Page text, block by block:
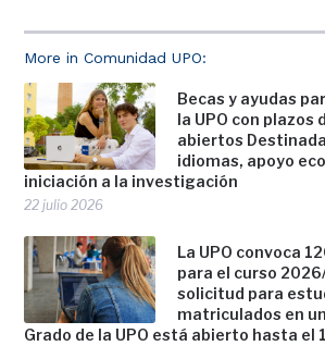
More in Comunidad UPO:
Becas y ayudas
la UPO con plazos
abiertos
idiomas, apoyo
iniciación a la investigación
22 julio 2026
La UPO convoca
para el curso
solicitud para
matriculados en
Grado de la UPO está abierto hasta el